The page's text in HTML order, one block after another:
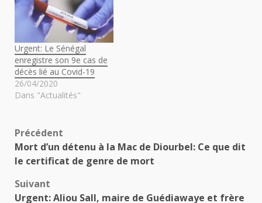
Urgent: Le Sénégal
enregistre son 9e cas de
décès lié au Covid-19
26/04/2020
Dans "Actualités"
Navigation
d’article
Précédent
Mort d’un détenu à la Mac de Diourbel: Ce que dit
le certificat de genre de mort
Suivant
Urgent: Aliou Sall, maire de Guédiawaye et frère